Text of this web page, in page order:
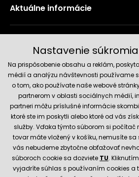
Aktuálne informácie
Spoľahlivý obchod
Nastavenie
Na prispôsobenie obsahu a reklám,
médií a analýzu návštevnosti používame
o tom, ako používate naše webové
partnerom v oblasti sociálnych médií,
partneri môžu príslušné informácie
ktoré ste im poskytli alebo ktoré od vás
služby. Vďaka týmto súborom si
tovar máte vložený v košíku, nemusíte
vás nebudeme zbytočne obťažovať
súboroch cookie sa dozviete TU.
vyjadríte súhlas s používaním cookies a